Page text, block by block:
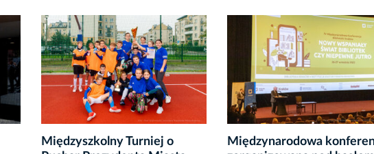
Międzyszkolny Turniej o
Międzynarodowa